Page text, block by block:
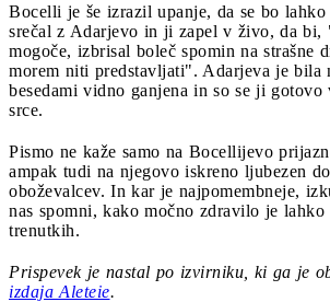
Bocelli je še izrazil upanje, da se bo lahko
srečal z Adarjevo in ji zapel v živo, da
mogoče, izbrisal boleč spomin na strašne
morem niti predstavljati". Adarjeva je bila
besedami vidno ganjena in so se ji
srce.
Pismo ne kaže samo na Bocellijevo
ampak tudi na njegovo iskreno ljubezen
oboževalcev. In kar je najpomembneje,
nas spomni, kako močno zdravilo je lahko
trenutkih.
Prispevek je nastal po izvirniku, ki ga je
izdaja Aleteie.